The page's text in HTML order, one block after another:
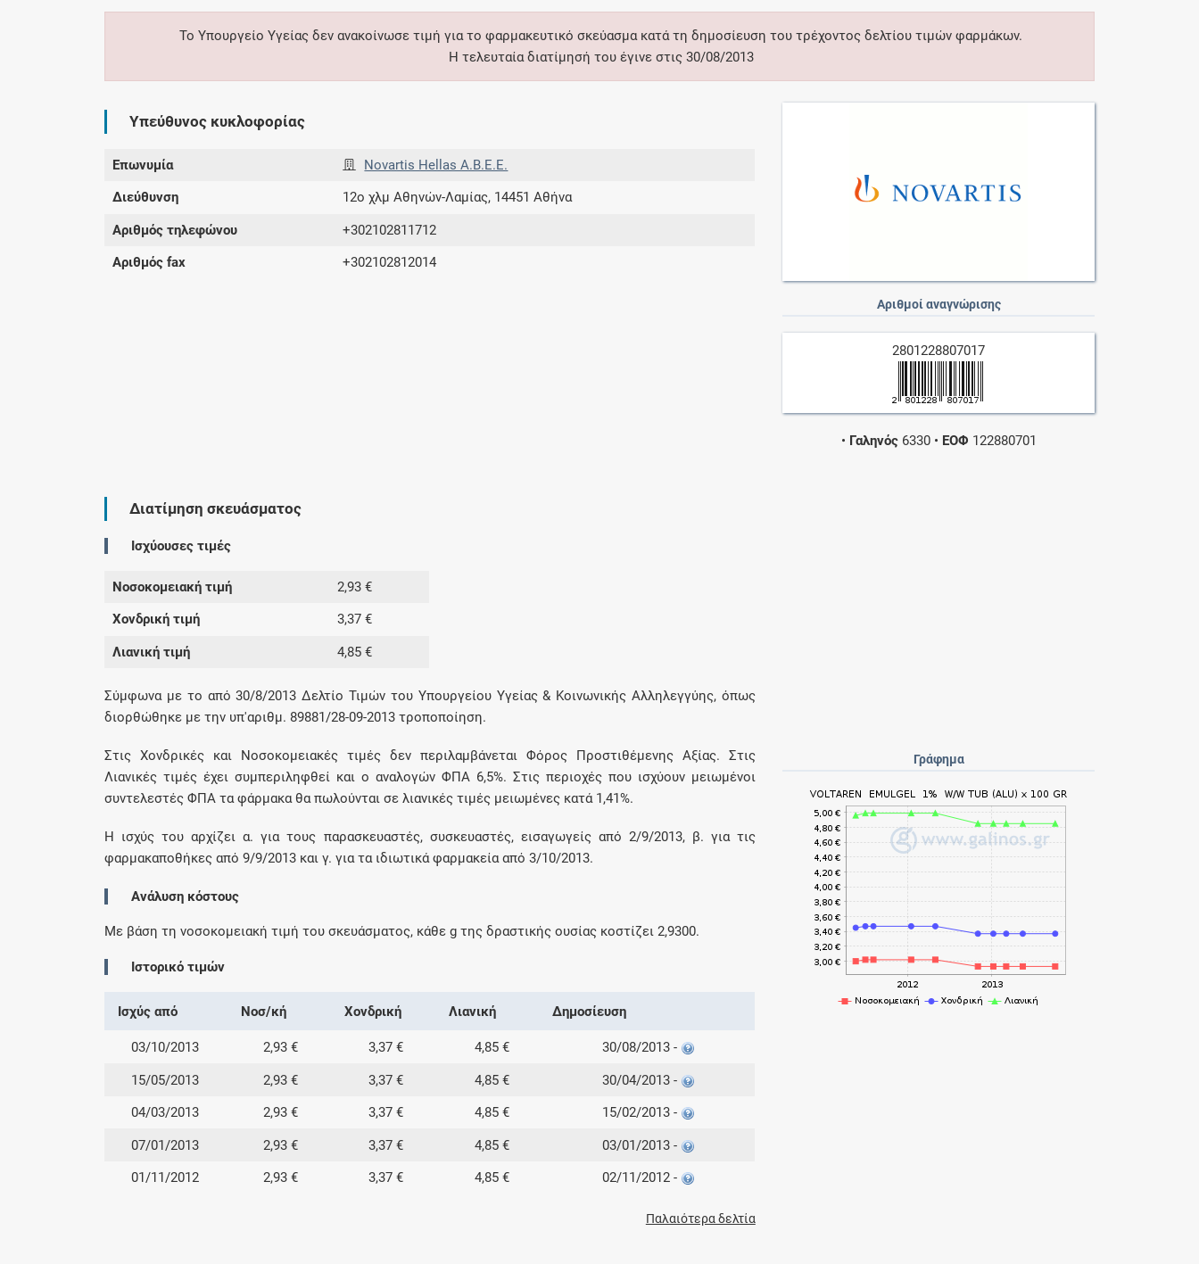
Συνδρομές
Βρείτε θεραπευτικές ενδείξεις και αγωγές για
Το Υπουργείο Υγείας δεν ανακοίνωσε τιμή για το φαρμακευτικό σκεύασμα κατά τη δημοσίευση του τρέχοντος δελτίου τιμών φαρμάκων.
Η τελευταία διατίμησή του έγινε στις 30/08/2013
Υπεύθυνος κυκλοφορίας
Επωνυμία Novartis Hellas A.Β.Ε.Ε.
Διεύθυνση 12ο χλμ Αθηνών-Λαμίας, 14451 Αθήνα
Αριθμός τηλεφώνου +302102811712
Αριθμός fax +302102812014
Αριθμοί αναγνώρισης
2801228807017
• Γαληνός6330 • ΕΟΦ 122880701
Διατίμηση σκευάσματος
Ισχύουσες τιμές
Νοσοκομειακή τιμή 2,93 €
Χονδρική τιμή 3,37 €
Λιανική τιμή 4,85 €
Σύμφωνα με το από 30/8/2013 Δελτίο Τιμών του Υπουργείου Υγείας & Κοινωνικής Αλληλεγγύης, όπως
διορθώθηκε με την υπ'αριθμ. 89881/28-09-2013 τροποποίηση.
Στις Χονδρικές και Νοσοκομειακές τιμές δεν περιλαμβάνεται Φόρος Προστιθέμενης Αξίας. Στις
Λιανικές τιμές έχει συμπεριληφθεί και ο αναλογών ΦΠΑ 6,5%. Στις περιοχές που ισχύουν μειωμένοι
συντελεστές ΦΠΑ τα φάρμακα θα πωλούνται σε λιανικές τιμές μειωμένες κατά 1,41%.
Η ισχύς του αρχίζει α. για τους παρασκευαστές, συσκευαστές, εισαγωγείς από 2/9/2013, β. για τις
φαρμακαποθήκες από 9/9/2013 και γ. για τα ιδιωτικά φαρμακεία από 3/10/2013.
Ανάλυση κόστους
Με βάση τη νοσοκομειακή τιμή του σκευάσματος, κάθεg της δραστικής ουσίας κοστίζει2,9300.
Ιστορικό τιμών
Ισχύς από Νοσ/κή Χονδρική Λιανική Δημοσίευση
03/10/2013 2,93 € 3,37 € 4,85 € 30/08/2013 -
15/05/2013 2,93 € 3,37 € 4,85 € 30/04/2013 -
04/03/2013 2,93 € 3,37 € 4,85 € 15/02/2013 -
07/01/2013 2,93 € 3,37 € 4,85 € 03/01/2013 -
01/11/2012 2,93 € 3,37 € 4,85 € 02/11/2012 -
Παλαιότερα δελτία
Γράφημα